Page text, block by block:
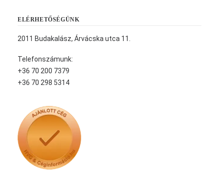
ELÉRHETŐSÉGÜNK
2011 Budakalász, Árvácska utca 11.
Telefonszámunk:
+36 70 200 7379
+36 70 298 5314